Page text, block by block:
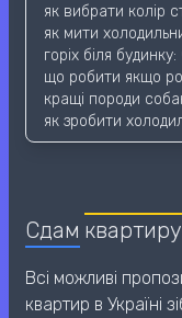
як вибрати колір
як мити
горіх біля
що робити якщо
кращі породи
як зробити
Сдам квартиру
Всі можливі
квартир в Україні